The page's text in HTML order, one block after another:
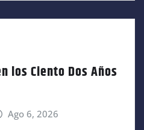
los Ciento Dos Años
Ago 6, 2026